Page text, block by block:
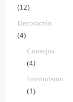
(12)
Decoración
(4)
Consejos
(4)
Interiorismo
(1)